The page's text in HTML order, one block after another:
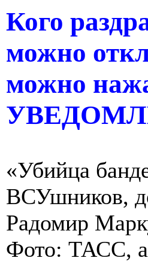
Кого
можно
можно
«Убийца
ВСУшников,
Радомир
Фото: ТАСС,